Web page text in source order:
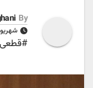
By
شهریور ۱۸,
#قطعی